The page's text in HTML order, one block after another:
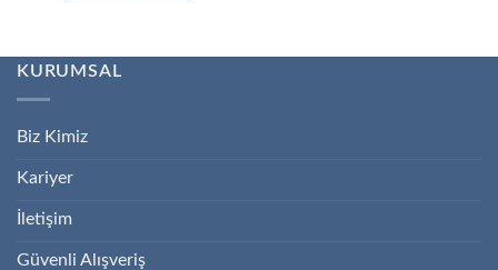
KURUMSAL
Biz Kimiz
Kariyer
İletişim
Güvenli Alışveriş